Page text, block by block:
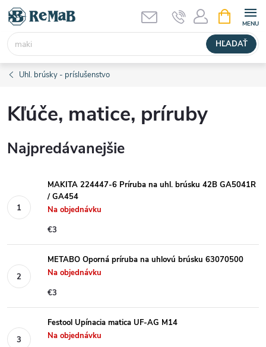
Prejsť
obsah
HĽADAŤ
KOŠÍK
Uhl. brúsky - príslušenstvo
Kľúče, matice, príruby
Najpredávanejšie
MAKITA 224447-6 Príruba na uhl. brúsku 42B GA5041R
/ GA454
Na objednávku
€3
METABO Oporná príruba na uhlovú brúsku 63070500
Na objednávku
€3
Festool Upínacia matica UF-AG M14
Na objednávku